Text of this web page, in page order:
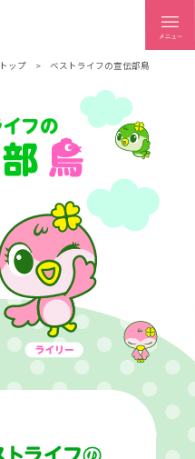
トップ ベストライフの宣伝部鳥